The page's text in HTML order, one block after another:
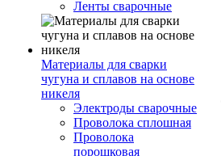
Ленты сварочные
Материалы для сварки
чугуна и сплавов на основе
никеля
Электроды сварочные
Проволока сплошная
Проволока
порошковая